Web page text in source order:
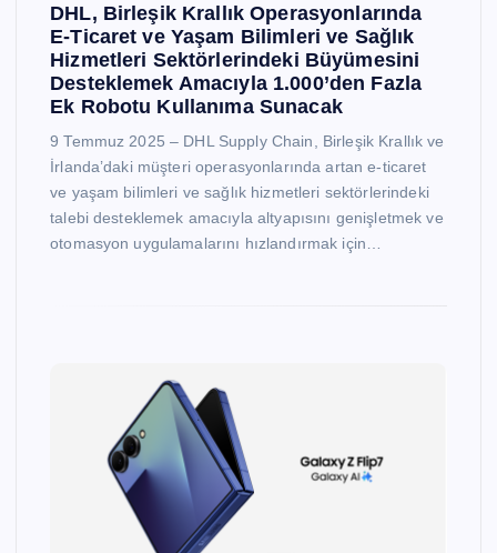
DHL, Birleşik Krallık Operasyonlarında
E-Ticaret ve Yaşam Bilimleri ve Sağlık
Hizmetleri Sektörlerindeki Büyümesini
Desteklemek Amacıyla 1.000’den Fazla
Ek Robotu Kullanıma Sunacak
9 Temmuz 2025 – DHL Supply Chain, Birleşik Krallık ve
İrlanda’daki müşteri operasyonlarında artan e-ticaret
ve yaşam bilimleri ve sağlık hizmetleri sektörlerindeki
talebi desteklemek amacıyla altyapısını genişletmek ve
otomasyon uygulamalarını hızlandırmak için…